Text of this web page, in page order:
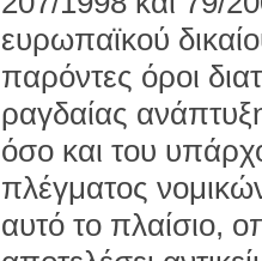
ευρωπαϊκού
παρόντες όροι
ραγδαίας
όσο και του
πλέγματος
αυτό το πλαίσιο,